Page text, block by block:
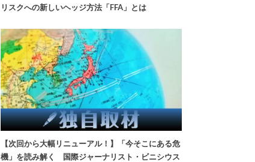
リスクへの新しいヘッジ方法「FFA」とは
【次回から大幅リニューアル！】「今そこにある危
機」を読み解く 国際ジャーナリスト・ビニシウス